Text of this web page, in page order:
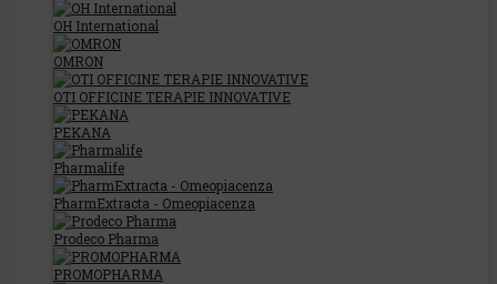
OH International
OMRON
OTI OFFICINE TERAPIE INNOVATIVE
PEKANA
Pharmalife
PharmExtracta - Omeopiacenza
Prodeco Pharma
PROMOPHARMA